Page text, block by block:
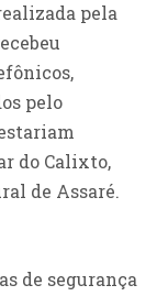
pela
pelo
do Calixto,
de Assaré.
de segurança